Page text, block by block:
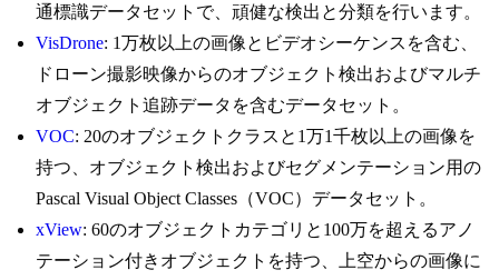
通標識データセットで、頑健な検出と分類を行います。
VisDrone: 1万枚以上の画像とビデオシーケンスを含む、
ドローン撮影映像からのオブジェクト検出およびマルチ
オブジェクト追跡データを含むデータセット。
VOC: 20のオブジェクトクラスと1万1千枚以上の画像を
持つ、オブジェクト検出およびセグメンテーション用の
Pascal Visual Object Classes（VOC）データセット。
xView: 60のオブジェクトカテゴリと100万を超えるアノ
テーション付きオブジェクトを持つ、上空からの画像に